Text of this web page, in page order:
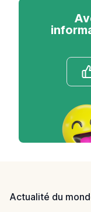
Actualité du